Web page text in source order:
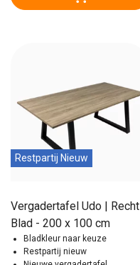
Restpartij Nieuw
Vergadertafel Udo | Recht
Blad - 200 x 100 cm
Bladkleur naar keuze
Restpartij nieuw